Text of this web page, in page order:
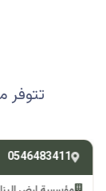
تتوفر
0546483411